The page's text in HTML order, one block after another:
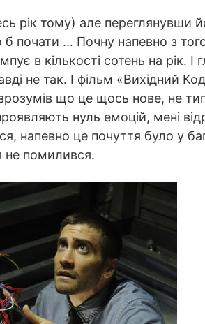
рік тому) але переглянувши
б почати … Почну напевно з
в кількості сотень на рік. І
не так. І фільм «Вихідний
що це щось нове, не
нуль емоцій, мені
напевно це почуття було у
не помилився.